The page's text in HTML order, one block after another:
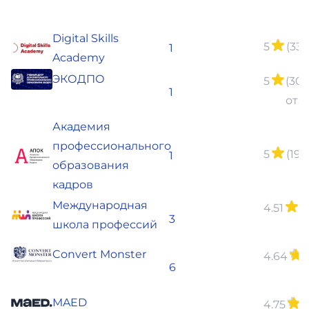
Digital Skills
Academy
1 5 (33
ЭКОДПО
1
5
(30
Академия
профессионального
образования
кадров
1 5 (19
Международная
школа профессий
3
4.51
Convert Monster
6
4.64
MAED 4.75